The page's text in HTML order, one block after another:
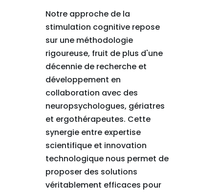
Notre approche de la
stimulation cognitive repose
sur une méthodologie
rigoureuse, fruit de plus d'une
décennie de recherche et
développement en
collaboration avec des
neuropsychologues, gériatres
et ergothérapeutes. Cette
synergie entre expertise
scientifique et innovation
technologique nous permet de
proposer des solutions
véritablement efficaces pour